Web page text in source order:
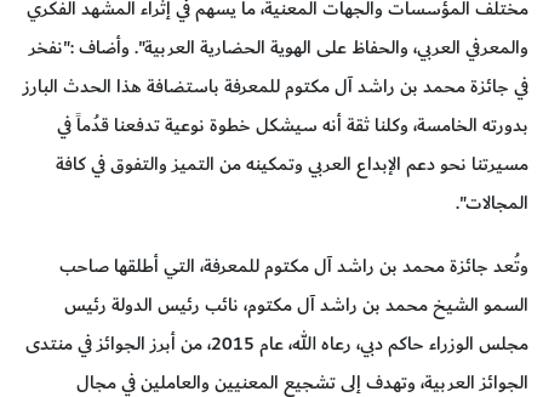
مختلف المؤسسات والجهات المعنية، ما يسهم في إثراء المشهد الفكري
والمعرفي العربي، والحفاظ على الهوية الحضارية العربية". وأضاف :"نفخر
في جائزة محمد بن راشد آل مكتوم للمعرفة باستضافة هذا الحدث البارز
بدورته الخامسة، وكلنا ثقة أنه سيشكل خطوة نوعية تدفعنا قدُماً في
مسيرتنا نحو دعم الإبداع العربي وتمكينه من التميز والتفوق في كافة
المجالات".
وتُعد جائزة محمد بن راشد آل مكتوم للمعرفة، التي أطلقها صاحب
السمو الشيخ محمد بن راشد آل مكتوم، نائب رئيس الدولة رئيس
مجلس الوزراء حاكم دبي، رعاه الله، عام 2015، من أبرز الجوائز في منتدى
الجوائز العربية، وتهدف إلى تشجيع المعنيين والعاملين في مجال